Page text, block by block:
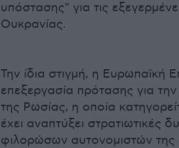
υπόστασης" για τις
Ουκρανίας.
Την ίδια στιγμή, η Ευρωπαϊκή
επεξεργασία πρότασης για
της Ρωσίας, η οποία
έχει αναπτύξει στρατιωτικές
φιλορώσων αυτονομιστών της